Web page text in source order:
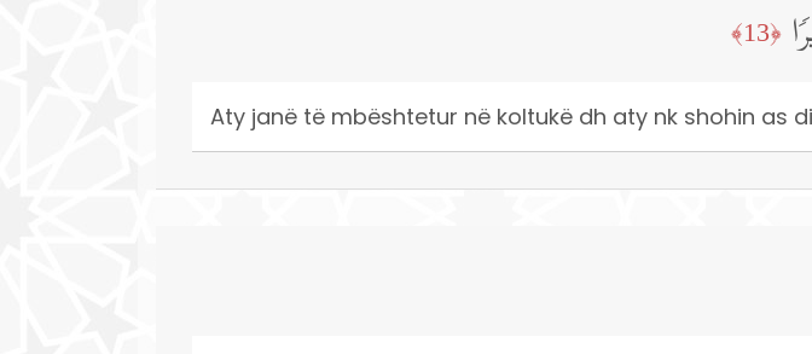
﴿13﴾
Aty janë të mbështetur në koltukë dh aty nk shohin as